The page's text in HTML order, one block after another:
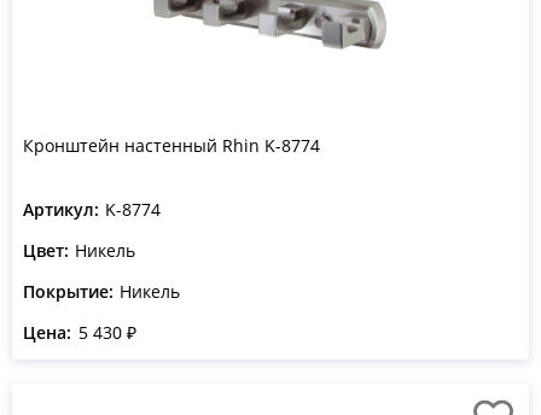
Кронштейн настенный Rhin K-8774
Артикул: K-8774
Цвет: Никель
Покрытие: Никель
Цена: 5 430 ₽